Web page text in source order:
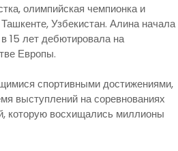
олимпийская чемпионка и
Узбекистан. Алина начала
15 лет дебютировала на
Европы.
спортивными достижениями,
выступлений на соревнованиях
которую восхищались миллионы